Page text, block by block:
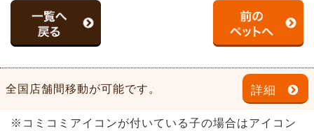
全国店舗間移動が可能です。 詳細
※コミコミアイコンが付いている子の場合はアイコン